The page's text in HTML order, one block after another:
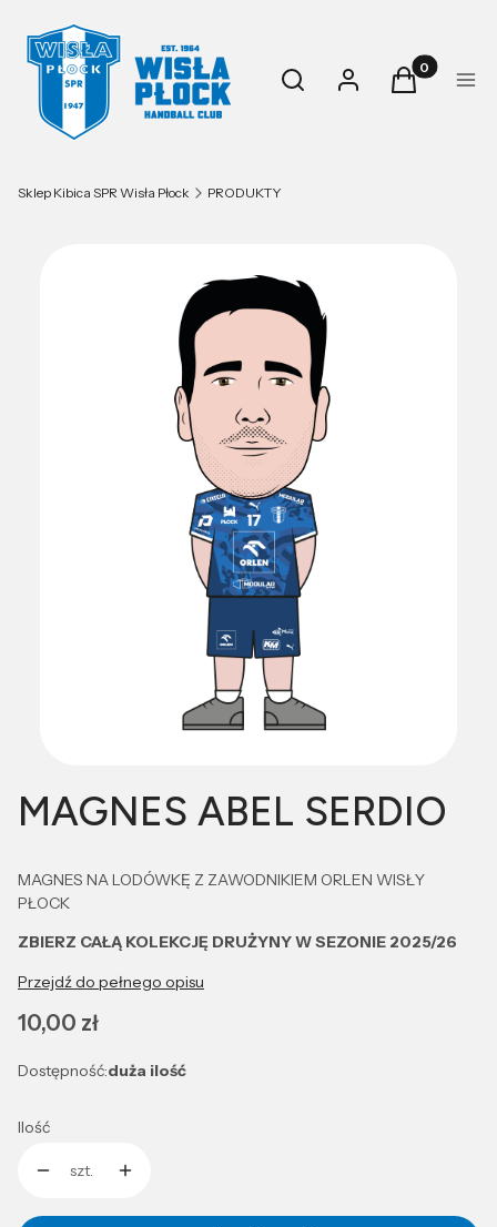
Otwórz wyszukiwarkę
Szukaj Zaloguj sięProdukty w
Koszyk
Sklep Kibica SPR Wisła Płock PRODUKTY
MAGNES ABEL SERDIO
MAGNES NA LODÓWKĘ Z ZAWODNIKIEM ORLEN WISŁY
PŁOCK
ZBIERZ CAŁĄ KOLEKCJĘ DRUŻYNY W SEZONIE 2025/26
Przejdź do pełnego opisu
Cena
10,00 zł
Dostępność:duża ilość
Ilość
szt.